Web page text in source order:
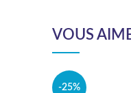
VOUS
-25%